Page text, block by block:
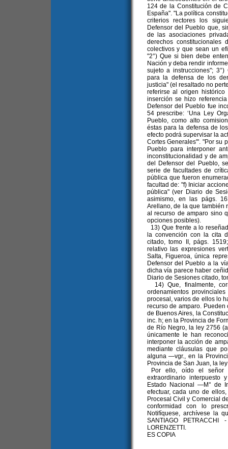
124 de la Constitución de
España". "La política
criterios rectores los
Defensor del Pueblo que,
de las asociaciones
derechos
colectivos y que sean un
"2°) Que si bien debe
Nación y deba rendir
sujeto a instrucciones";
para la defensa de los
justicia" (el resaltado no
referirse al origen
inserción se hizo
Defensor del Pueblo fue
54 prescribe: ‘Una Ley
Pueblo, como alto
éstas para la defensa de
efecto podrá supervisar la
Cortes Generales'". "Por su
Pueblo para interponer
inconstitucionalidad y de
del Defensor del Pueblo,
serie de facultades de
pública que fueron
facultad de: "f) Iniciar
pública" (ver Diario de
asimismo, en las págs.
Arellano, de la que también
al recurso de amparo sino
opciones posibles).
13) Que frente a lo
la convención con la cita
citado, tomo II, págs.
relativo las expresiones
Salta, Figueroa, única
Defensor del Pueblo a la
dicha vía parece haber
Diario de Sesiones citado,
14) Que, finalmente,
ordenamientos
procesal, varios de ellos lo
recurso de amparo.
de Buenos Aires, la
inc. h; en la Provincia de
de Río Negro, la ley 2756
únicamente le han
interponer la acción de
mediante cláusulas que
alguna —vgr., en la
Provincia de San Juan, la
Por ello, oído el señor
extraordinario interpuesto
Estado Nacional —M° de
efectuar, cada uno de
Procesal Civil y Comercial
conformidad con lo
Notifíquese, archívese la
SANTIAGO
LORENZETTI.
ES COPIA